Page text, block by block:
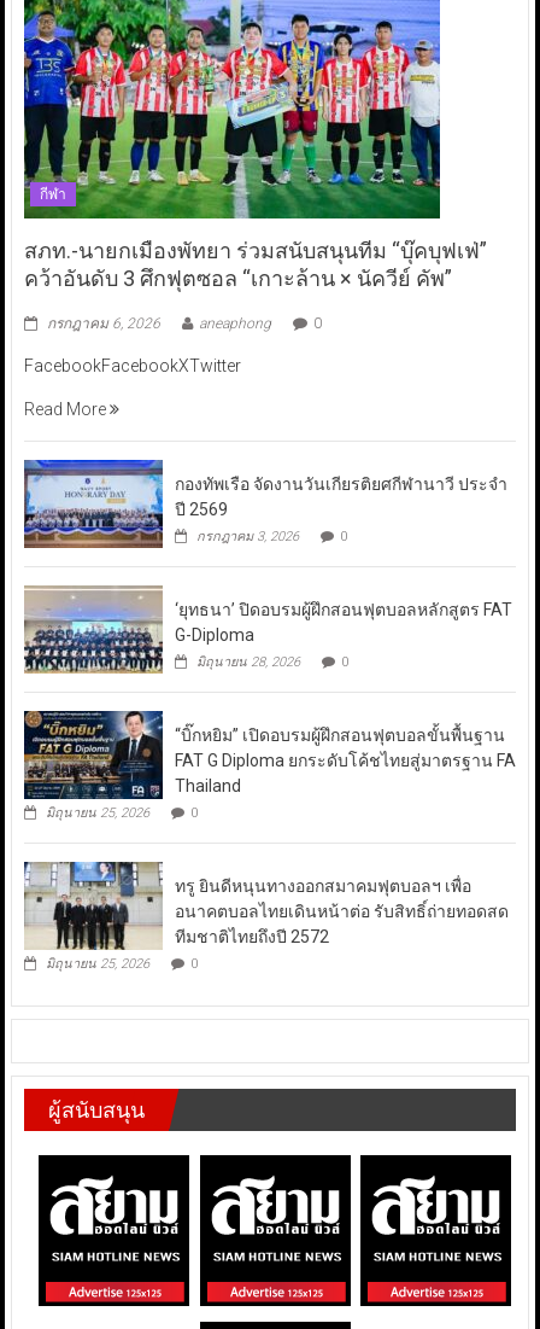
กีฬา
สภท.-นายกเมืองพัทยา ร่วมสนับสนุนทีม “บุ๊คบุฟเฟ่”
คว้าอันดับ 3 ศึกฟุตซอล “เกาะล้าน × นัควีย์ คัพ”
กรกฎาคม 6, 2026 aneaphong 0
FacebookFacebookXTwitter
Read More
กองทัพเรือ จัดงานวันเกียรติยศกีฬานาวี ประจำ
ปี 2569
กรกฎาคม 3, 2026 0
‘ยุทธนา’ ปิดอบรมผู้ฝึกสอนฟุตบอลหลักสูตร FAT
G-Diploma
มิถุนายน 28, 2026 0
“บิ๊กหยิม” เปิดอบรมผู้ฝึกสอนฟุตบอลขั้นพื้นฐาน
FAT G Diploma ยกระดับโค้ชไทยสู่มาตรฐาน FA
Thailand
มิถุนายน 25, 2026 0
ทรู ยินดีหนุนทางออกสมาคมฟุตบอลฯ เพื่อ
อนาคตบอลไทยเดินหน้าต่อ รับสิทธิ์ถ่ายทอดสด
ทีมชาติไทยถึงปี 2572
มิถุนายน 25, 2026 0
ผู้สนับสนุน